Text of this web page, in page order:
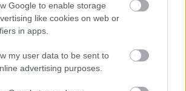
Google to enable storage
like cookies on web or
in apps.
my user data to be sent to
advertising purposes.
a 2016. szeptember 29-én
engedélyt. Az előkészítési
fontos része ezennel lezárult, a
a létesítési engedélyezés, majd az…